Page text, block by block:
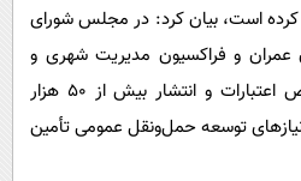
کرده است، بیان کرد: در مجلس شورای
عمران و فراکسیون مدیریت شهری و
روستایی تلاش شد با اختصاص اعتبارات و انتشار بیش از ۵۰ هزار
نیازهای توسعه حمل‌ونقل عمومی تأمین